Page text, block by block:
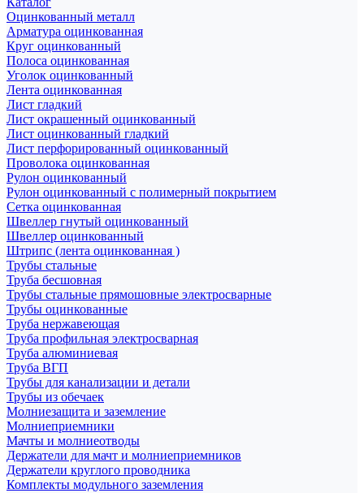
Оцинкованный металл
Арматура оцинкованная
Круг оцинкованный
Полоса оцинкованная
Уголок оцинкованный
Лента оцинкованная
Лист гладкий
Лист окрашенный оцинкованный
Лист оцинкованный гладкий
Лист перфорированный оцинкованный
Проволока оцинкованная
Рулон оцинкованный
Рулон оцинкованный с полимерный покрытием
Сетка оцинкованная
Швеллер гнутый оцинкованный
Швеллер оцинкованный
Штрипс (лента оцинкованная )
Трубы стальные
Труба бесшовная
Трубы стальные прямошовные электросварные
Трубы оцинкованные
Труба нержавеющая
Труба профильная электросварная
Труба алюминиевая
Труба ВГП
Трубы для канализации и детали
Трубы из обечаек
Молниезащита и заземление
Молниеприемники
Мачты и молниеотводы
Держатели для мачт и молниеприемников
Держатели круглого проводника
Комплекты модульного заземления